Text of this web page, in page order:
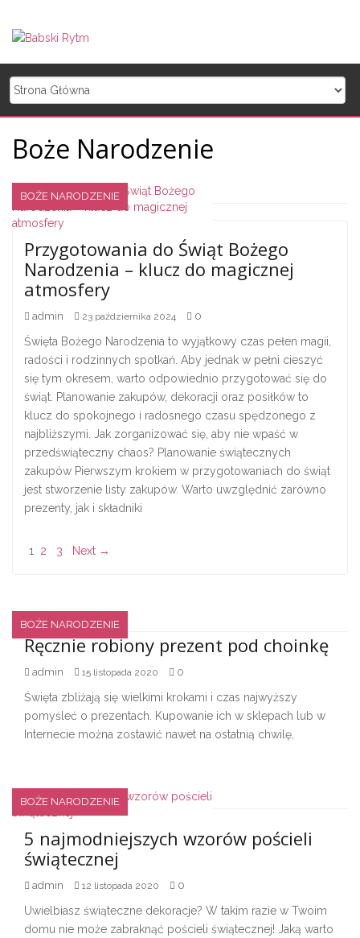
Boże Narodzenie
BOŻE NARODZENIE
Przygotowania do Świąt Bożego
Narodzenia – klucz do magicznej
atmosfery
admin 23 października 2024 0
Święta Bożego Narodzenia to wyjątkowy czas pełen magii,
radości i rodzinnych spotkań. Aby jednak w pełni cieszyć
się tym okresem, warto odpowiednio przygotować się do
świąt. Planowanie zakupów, dekoracji oraz posiłków to
klucz do spokojnego i radosnego czasu spędzonego z
najbliższymi. Jak zorganizować się, aby nie wpaść w
przedświąteczny chaos? Planowanie świątecznych
zakupów Pierwszym krokiem w przygotowaniach do świąt
jest stworzenie listy zakupów. Warto uwzględnić zarówno
prezenty, jak i składniki
Nawigacja po wpisach
1 2 3 Next →
BOŻE NARODZENIE
Ręcznie robiony prezent pod choinkę
admin 15 listopada 2020 0
Święta zbliżają się wielkimi krokami i czas najwyższy
pomyśleć o prezentach. Kupowanie ich w sklepach lub w
Internecie można zostawić nawet na ostatnią chwilę,
BOŻE NARODZENIE
5 najmodniejszych wzorów pościeli
świątecznej
admin 12 listopada 2020 0
Uwielbiasz świąteczne dekoracje? W takim razie w Twoim
domu nie może zabraknąć pościeli świątecznej! Jaką warto